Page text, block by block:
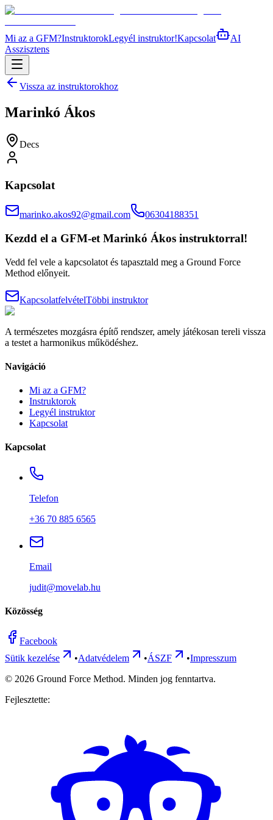
Mi az a GFM?InstruktorokLegyél instruktor!Kapcsolat
AI
Asszisztens
Vissza az instruktorokhoz
Marinkó Ákos
Decs
Kapcsolat
marinko.akos92@gmail.com 06304188351
Kezdd el a GFM-et Marinkó Ákos instruktorral!
Vedd fel vele a kapcsolatot és tapasztald meg a Ground Force
Method előnyeit.
KapcsolatfelvételTöbbi instruktor
A természetes mozgásra építő rendszer, amely játékosan tereli vissza
a testet a harmonikus működéshez.
Navigáció
Mi az a GFM?
Instruktorok
Legyél instruktor
Kapcsolat
Kapcsolat
Telefon
+36 70 885 6565
Email
judit@movelab.hu
Közösség
Facebook
Sütik kezelése
•Adatvédelem •ÁSZF •Impresszum
© 2026 Ground Force Method. Minden jog fenntartva.
Fejlesztette: